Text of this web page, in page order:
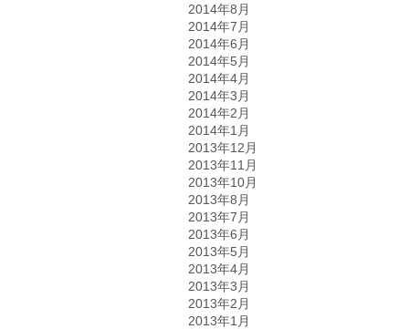
2014年8月
2014年7月
2014年6月
2014年5月
2014年4月
2014年3月
2014年2月
2014年1月
2013年12月
2013年11月
2013年10月
2013年8月
2013年7月
2013年6月
2013年5月
2013年4月
2013年3月
2013年2月
2013年1月